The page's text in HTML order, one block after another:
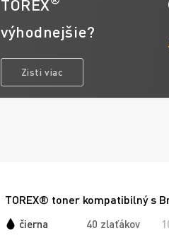
TOREX
výhodnejšie?
Zisti viac
TOREX® toner kompatibilný s
čierna 40 zlaťákov